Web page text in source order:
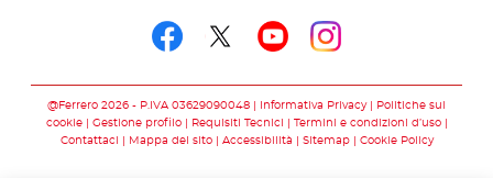
@Ferrero 2026 - P.IVA 03629090048 Informativa Privacy
Politiche sui
cookie
Gestione profilo Requisiti Tecnici
Termini e condizioni d’uso
Contattaci
Mappa del sito Accessibilità Sitemap Cookie Policy